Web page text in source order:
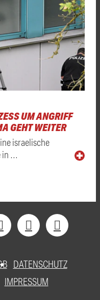
UM ANGRIFF
GEHT WEITER
israelische
in …
DATENSCHUTZ
IMPRESSUM